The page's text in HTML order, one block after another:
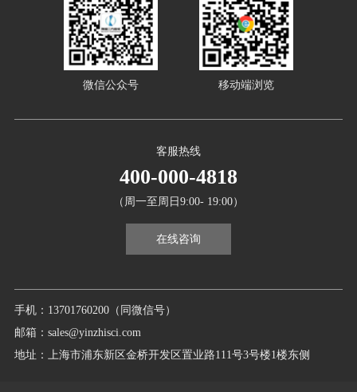
手机：13701760200（同微信号）
邮箱：sales@yinzhisci.com
地址：上海市浦东新区金桥开发区置业路111号3号楼1楼东侧
客服热线
400-000-4818
（周一至周日9:00- 19:00）
在线咨询
微信公众号 移动端浏览